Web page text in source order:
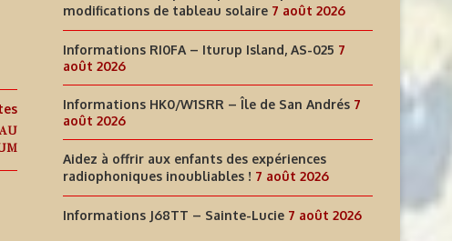
modifications de tableau solaire 7 août 2026
Informations RI0FA – Iturup Island, AS-025 7
août 2026
Informations HK0/W1SRR – Île de San Andrés 7
août 2026
Aidez à offrir aux enfants des expériences
radiophoniques inoubliables ! 7 août 2026
Informations J68TT – Sainte-Lucie 7 août 2026